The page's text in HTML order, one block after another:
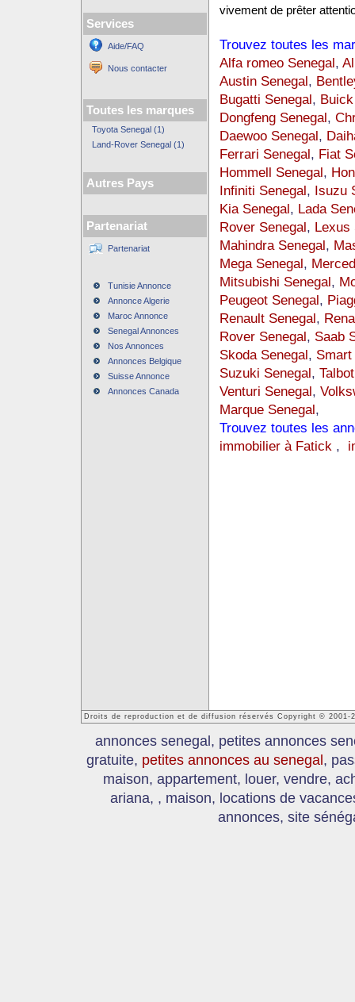
Services
Aide/FAQ
Nous contacter
Toutes les marques
Toyota Senegal (1)
Land-Rover Senegal (1)
Autres Pays
Partenariat
Partenariat
Tunisie Annonce
Annonce Algerie
Maroc Annonce
Senegal Annonces
Nos Annonces
Annonces Belgique
Suisse Annonce
Annonces Canada
vivement de prêter
Trouvez toutes les
Alfa romeo Senegal,
Austin Senegal,
Bugatti Senegal,
Dongfeng Senegal,
Daewoo Senegal,
Ferrari Senegal, Fiat
Hommell Senegal,
Infiniti Senegal, Isuzu
Kia Senegal, Lada
Rover Senegal, Lexus
Mahindra Senegal,
Mega Senegal,
Mitsubishi Senegal,
Peugeot Senegal,
Renault Senegal,
Rover Senegal, Saab
Skoda Senegal, Smart
Suzuki Senegal,
Venturi Senegal,
Marque Senegal,
Trouvez toutes les
immobilier à Fatick,
Droits de reproduction et de diffusion réservés Copyright © 2001-
annonces senegal, petites annonces
gratuite, petites annonces au senegal ,
maison, appartement, louer, vendre,
ariana, , maison, locations de
annonces, site